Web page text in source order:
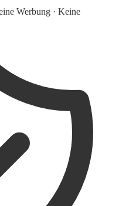
Werbung · Keine